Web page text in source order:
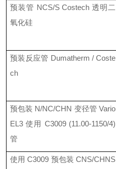
预装管 NCS/S Costech透明二
氧化硅
预装反应管 Dumatherm / Coste
ch
预包装 N/NC/CHN 变径管Vario
EL3使用 C3009 (11.00-1150/4)
管
使用 C3009 预包装 CNS/CHNS